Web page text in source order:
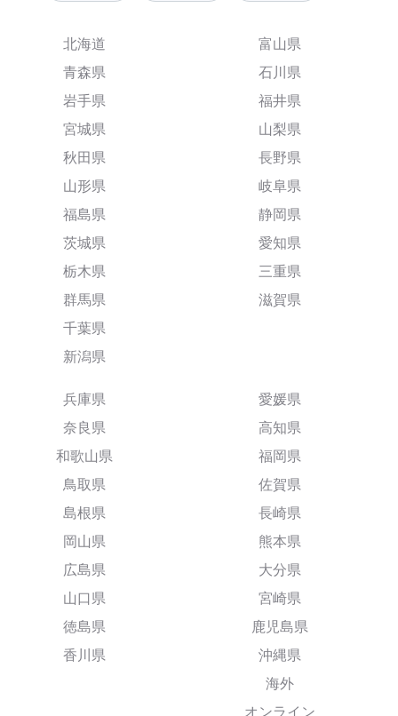
北海道
青森県
岩手県
宮城県
秋田県
山形県
福島県
茨城県
栃木県
群馬県
千葉県
新潟県
富山県
石川県
福井県
山梨県
長野県
岐阜県
静岡県
愛知県
三重県
滋賀県
兵庫県
奈良県
和歌山県
鳥取県
島根県
岡山県
広島県
山口県
徳島県
香川県
愛媛県
高知県
福岡県
佐賀県
長崎県
熊本県
大分県
宮崎県
鹿児島県
沖縄県
海外
オンライン